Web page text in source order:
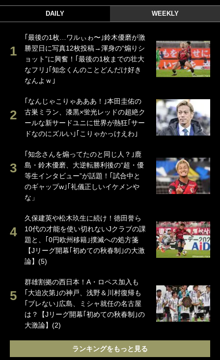
DAILY WEEKLY
｢最後の1枚…ワルぃゎ〜｣鈴木優磨が激
勝翌日に写真12枚投稿→渾身の“煽りシ
ョット”に興奮！｢最後の1枚までの壮大
なフリ｣｢知念くんのことどんだけ好き
なんよｗ｣
｢なんじゃこりゃあああ！｣本田圭佑の
古巣ミラン、漆黒×蛍光レッドの超絶ク
ールな新サードユニに世界が熱狂｢サー
ドなのにズルい｣｢こりゃかっけえわ｣
｢知念さんを煽ってたのと同じ人？｣鹿
島・鈴木優磨、大逆転勝利後の“超・優
等生インタビュー”が話題！｢試合中と
のギャップw｣｢礼儀正しいイケメンや
な」
久保建英や松木玖生に続け！徳田誉ら
10代の才能を使い切れないJクラブの課
題と、｢0円欧州移籍｣撲滅への処方箋
【Jリーグ開幕｢初めての秋春制｣の大激
論】(5)
群雄割拠の西日本！A・ロペス加入も
｢大迫次第｣の神戸、浅野＆川村復帰も
｢ブレない｣広島、ミシャ就任の名古屋
は？【Jリーグ開幕｢初めての秋春制｣の
大激論】(2)
ランキングをもっと見る